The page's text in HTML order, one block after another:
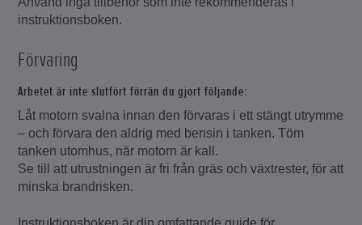
instruktionsboken.
Förvaring
Arbetet är inte slutfört förrän du gjort följande:
Låt motorn svalna innan den förvaras i ett stängt utrymme
– och förvara den aldrig med bensin i tanken. Töm
tanken utomhus, när motorn är kall.
Se till att utrustningen är fri från gräs och växtrester, för att
minska brandrisken.